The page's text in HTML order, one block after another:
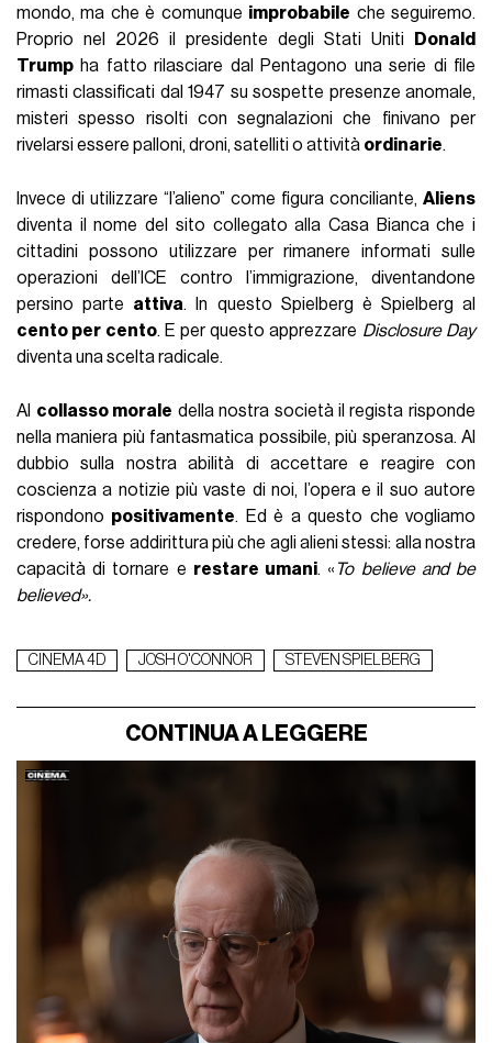
mondo, ma che è comunque improbabile che seguiremo.
Proprio nel 2026 il presidente degli Stati Uniti
Donald
Trump ha fatto rilasciare dal Pentagono una serie di file
rimasti classificati dal 1947 su sospette presenze anomale,
misteri spesso risolti con segnalazioni che finivano per
rivelarsi essere palloni, droni, satelliti o attività ordinarie.
Invece di utilizzare “l’alieno” come figura conciliante, Aliens
diventa il nome del sito collegato alla Casa Bianca che i
cittadini possono utilizzare per rimanere informati sulle
operazioni dell’ICE contro l’immigrazione, diventandone
persino parte attiva. In questo Spielberg è Spielberg al
cento per cento. E per questo apprezzare Disclosure Day
diventa una scelta radicale.
Al collasso morale della nostra società il regista risponde
nella maniera più fantasmatica possibile, più speranzosa. Al
dubbio sulla nostra abilità di accettare e reagire con
coscienza a notizie più vaste di noi, l’opera e il suo autore
rispondono positivamente. Ed è a questo che vogliamo
credere, forse addirittura più che agli alieni stessi: alla nostra
capacità di tornare e restare umani. « To believe and be
believed».
CINEMA 4D JOSH O'CONNOR STEVEN SPIELBERG
CONTINUA A LEGGERE